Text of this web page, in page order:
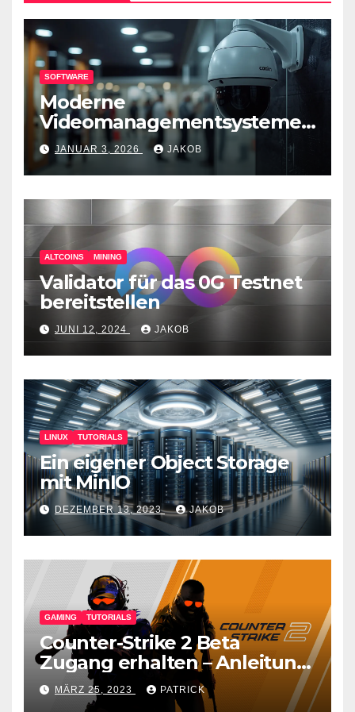
SOFTWARE
Moderne
Videomanagementsysteme
(VMS) – mehr als nur
Überwachungswerkzeuge
JANUAR 3, 2026 JAKOB
ALTCOINS MINING
Validator für das 0G Testnet
bereitstellen
JUNI 12, 2024 JAKOB
LINUX TUTORIALS
Ein eigener Object Storage
mit MinIO
DEZEMBER 13, 2023 JAKOB
GAMING TUTORIALS
Counter-Strike 2 Beta
Zugang erhalten – Anleitung
für den CS GO Nachfolger
MÄRZ 25, 2023 PATRICK